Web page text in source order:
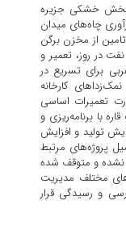
بخش خشکی جزیره
چاه‌های میدان
گاز درود ۳ و یا امکان تامین از مخزن برگن
حداقل ۱۱ هزار بشکه نفت در روز، تعمیر و
برای تسریع در
کارخانه
تعمیرات اساسی
با برنامه‌ریزی و
تولید و افزایش
پروژه‌های مرتبط
نشده و متوقف شده
مختلف مدیریت
و رسیدگی قرار